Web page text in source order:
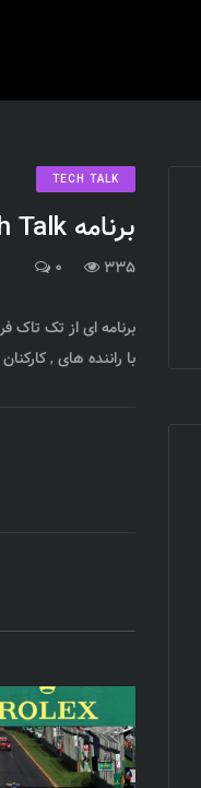
TECH TALK
برنامه Tech Talk درباره نحوه عملکرد رادیو ماشینها
0 335
برنامه ای از تک تاک
با راننده های ,